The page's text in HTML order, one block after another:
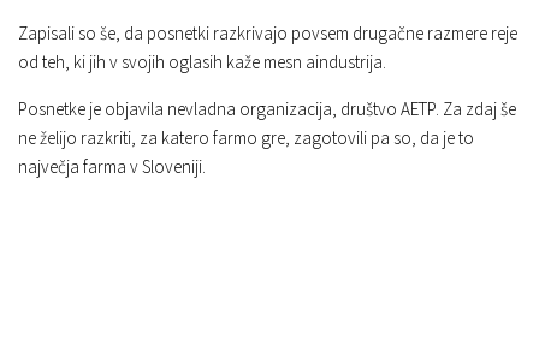
Zapisali so še, da posnetki razkrivajo povsem drugačne razmere reje
od teh, ki jih v svojih oglasih kaže mesn aindustrija.
Posnetke je objavila nevladna organizacija, društvo AETP. Za zdaj še
ne želijo razkriti, za katero farmo gre, zagotovili pa so, da je to
največja farma v Sloveniji.